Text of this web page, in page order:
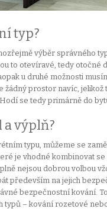
typ?
výběr správného
to otevíravé, tedy otočné
u druhé možnosti
žádný prostor navíc,
se tedy primárně do
a výplň?
typu, můžeme se
je vhodné kombinovat
nejsou dobrou volbou
především na jejich
bezpečnostní kování.
typů – kování rozetové